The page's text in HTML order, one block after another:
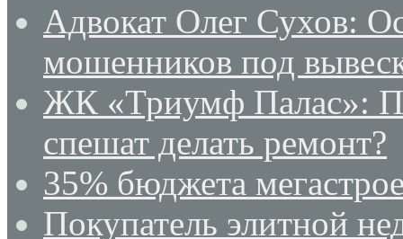
Адвокат Олег Сухов:
мошенников под
ЖК «Триумф Палас»:
спешат делать ремонт?
35% бюджета
Покупатель элитной